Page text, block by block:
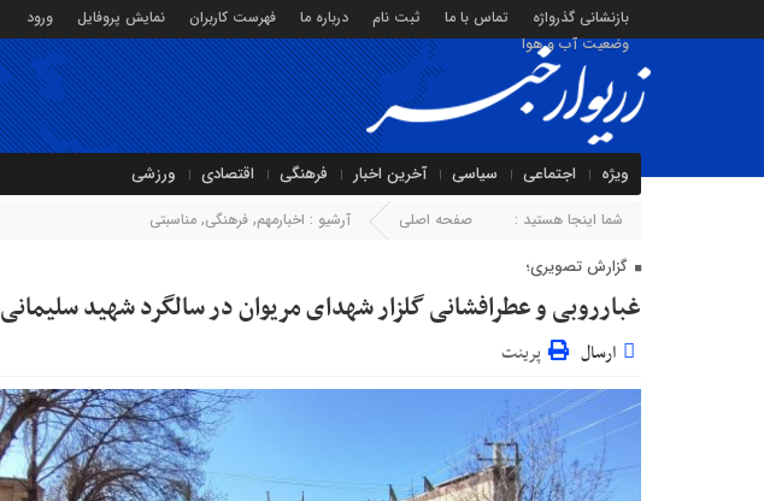
بازنشانی گذرواژه تماس با ما ثبت نام درباره ما فهرست کاربران نمایش پروفایل
ورود
وضعیت آب و هوا
ویژه اجتماعی سیاسی آخرین اخبار فرهنگی اقتصادی ورزشی
شما اینجا هستید : صفحه اصلی آرشیو : اخبارمهم, فرهنگی, مناسبتی
گزارش تصویری؛
غبارروبی و عطرافشانی گلزار شهدای مریوان در سالگرد شهید سلیمانی
ارسال پرینت